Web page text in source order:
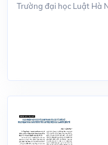
Trường đại học Luật Hà